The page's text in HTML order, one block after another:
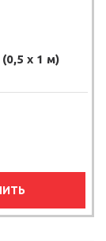
х 1 м)